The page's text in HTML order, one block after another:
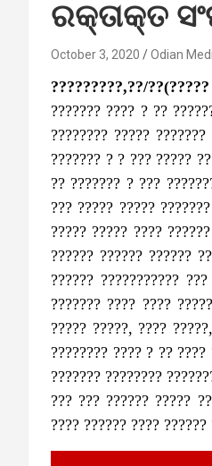
ରକ୍ତାକ୍ତ
October 3, 2020 Odian
?????????,??/
??????? ???? ? ??
???????? ?????
??????? ? ? ??? ?????
?? ??????? ? ???
??? ????? ?????
????? ????? ????
?????? ?????? ??????
?????? ???????????
??????? ???? ????
????? ?????, ????
???????? ???? ? ??
??????? ????????
??? ??? ?????? ?????
???? ?????? ????